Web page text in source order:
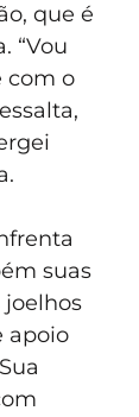
que é
“Vou
com o
suas
joelhos
apoio